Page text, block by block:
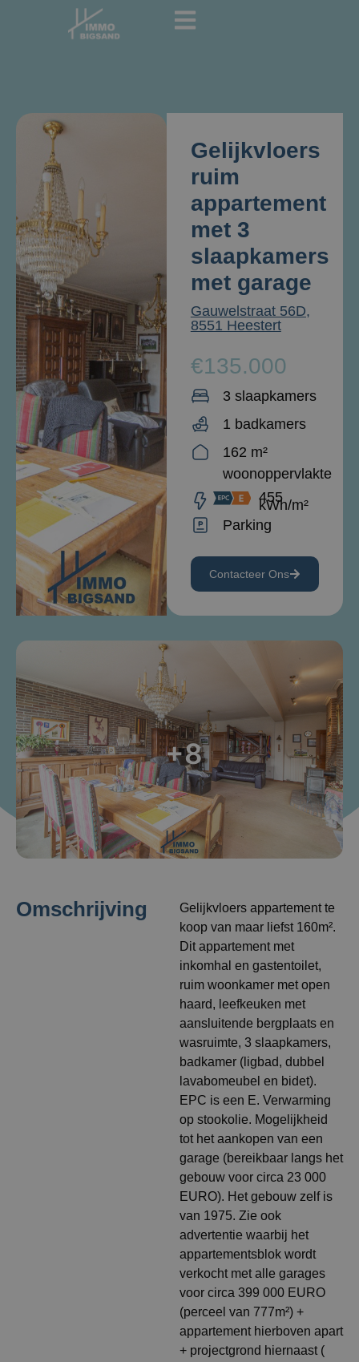
Gelijkvloers
ruim
appartement
met 3
slaapkamers
met garage
Gauwelstraat 56D,
8551 Heestert
€135.000
3 slaapkamers
1 badkamers
162 m²
woonoppervlakte
455
kWh/m²
Parking
Contacteer Ons
+8
Omschrijving
Gelijkvloers appartement te
koop van maar liefst 160m².
Dit appartement met
inkomhal en gastentoilet,
ruim woonkamer met open
haard, leefkeuken met
aansluitende bergplaats en
wasruimte, 3 slaapkamers,
badkamer (ligbad, dubbel
lavabomeubel en bidet).
EPC is een E. Verwarming
op stookolie. Mogelijkheid
tot het aankopen van een
garage (bereikbaar langs het
gebouw voor circa 23 000
EURO). Het gebouw zelf is
van 1975. Zie ook
advertentie waarbij het
appartementsblok wordt
verkocht met alle garages
voor circa 399 000 EURO
(perceel van 777m²) +
appartement hierboven apart
+ projectgrond hiernaast (